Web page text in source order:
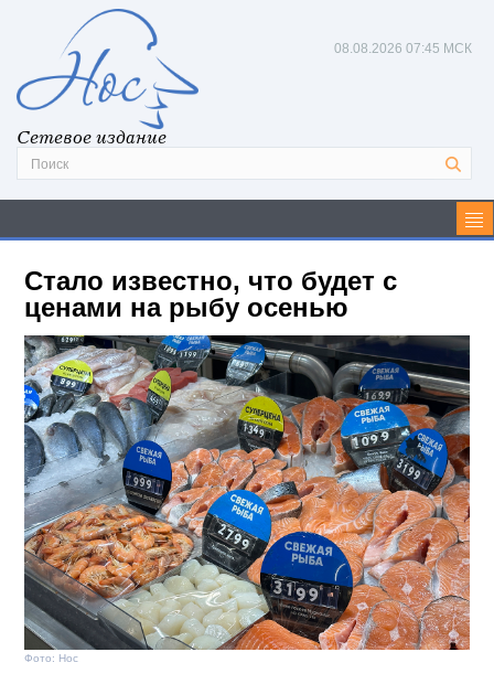
Сетевое издание
08.08.2026 07:45 МСК
Стало известно, что будет с
ценами на рыбу осенью
Фото: Нос